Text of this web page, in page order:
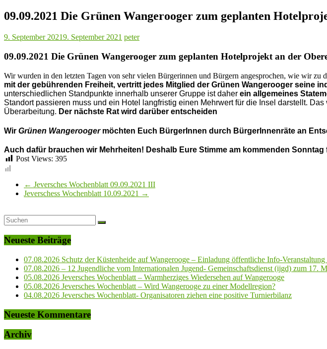
09.09.2021 Die Grünen Wangerooger zum geplanten
9. September 20219. September 2021 peter
09.09.2021 Die Grünen Wangerooger zum geplanten Hotelprojekt an der
Wir wurden in den letzten Tagen von sehr vielen Bürgerinnen und Bürgern angesprochen, wie wir zu
mit der gebührenden Freiheit, vertritt jedes Mitglied der Grünen Wangerooger seine
unterschiedlichen Standpunkte innerhalb unserer Gruppe ist daher ein allgemeines
Standort passieren muss und ein Hotel langfristig einen Mehrwert für die Insel darstellt. Das
Überarbeitung. Der nächste Rat wird darüber entscheiden
Wir Grünen Wangeroogermöchten Euch BürgerInnen durch BürgerInnenräte an
Auch dafür brauchen wir Mehrheiten! Deshalb Eure Stimme am kommenden Sonntag
Post Views: 395
← Jeversches Wochenblatt 09.09.2021 III
Jeverschess Wochenblatt 10.09.2021 →
Neueste Beiträge
07.08.2026 Schutz der Küstenheide auf Wangerooge – Einladung öffentliche Info-
07.08.2026 – 12 Jugendliche vom Internationalen Jugend- Gemeinschaftsdienst (ijgd) zum 17.
05.08.2026 Jeversches Wochenblatt – Warmherziges Wiedersehen auf Wangerooge
05.08.2026 Jeversches Wochenblatt – Wird Wangerooge zu einer Modellregion?
04.08.2026 Jeversches Wochenblatt- Organisatoren ziehen eine positive Turnierbilanz
Neueste Kommentare
Archiv